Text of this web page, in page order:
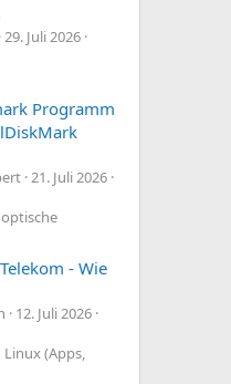
29. Juli 2026
Programm
21. Juli 2026
- Wie
12. Juli 2026
Linux (Apps,